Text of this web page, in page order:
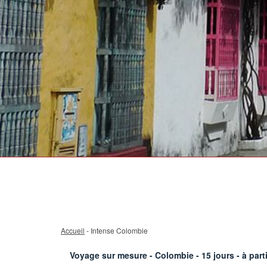
Accueil - Intense Colombie
Voyage sur mesure - Colombie - 15 jours - à